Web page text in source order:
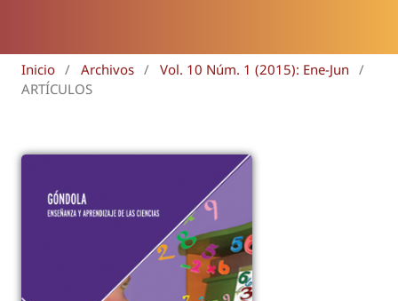
Inicio / Archivos / Vol. 10 Núm. 1 (2015): Ene-Jun
/
ARTÍCULOS